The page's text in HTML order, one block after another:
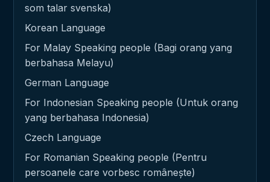
som talar svenska)
Korean Language
For Malay Speaking people (Bagi orang yang
berbahasa Melayu)
German Language
For Indonesian Speaking people (Untuk orang
yang berbahasa Indonesia)
Czech Language
For Romanian Speaking people (Pentru
persoanele care vorbesc românește)